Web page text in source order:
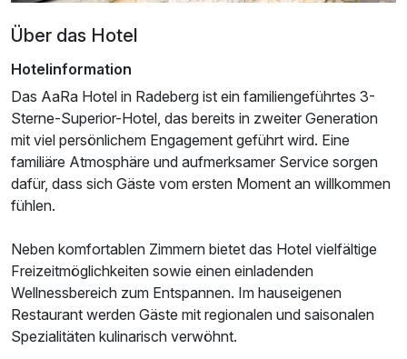
Ausstattung
Für 5 Tage
Doppelzimmer Standard
2 Erwachsene und 1 Kind
Über das Hotel
Hotelinformation
Das AaRa Hotel in Radeberg ist ein familiengeführtes 3-
Sterne-Superior-Hotel, das bereits in zweiter Generation
mit viel persönlichem Engagement geführt wird. Eine
familiäre Atmosphäre und aufmerksamer Service sorgen
dafür, dass sich Gäste vom ersten Moment an willkommen
fühlen.
Neben komfortablen Zimmern bietet das Hotel vielfältige
Freizeitmöglichkeiten sowie einen einladenden
Wellnessbereich zum Entspannen. Im hauseigenen
Restaurant werden Gäste mit regionalen und saisonalen
Spezialitäten kulinarisch verwöhnt.